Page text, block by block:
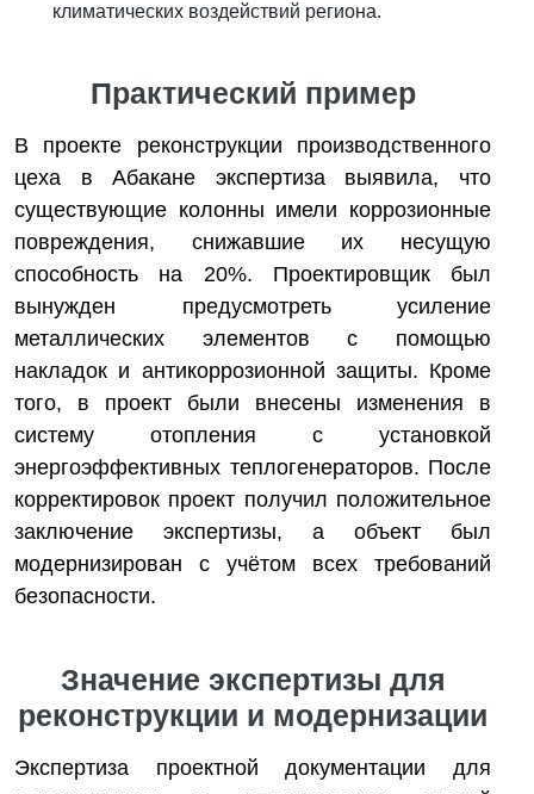
климатических воздействий региона.
Практический пример
В проекте реконструкции производственного
цеха в Абакане экспертиза выявила, что
существующие колонны имели коррозионные
повреждения, снижавшие их несущую
способность на 20%. Проектировщик был
вынужден предусмотреть усиление
металлических элементов с помощью
накладок и антикоррозионной защиты. Кроме
того, в проект были внесены изменения в
систему отопления с установкой
энергоэффективных теплогенераторов. После
корректировок проект получил положительное
заключение экспертизы, а объект был
модернизирован с учётом всех требований
безопасности.
Значение экспертизы для
реконструкции и модернизации
Экспертиза проектной документации для